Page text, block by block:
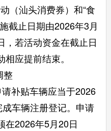
（汕头消费券）和“食
截止日期由2026年3月
，若活动资金在截止日
应提前结束。
整
补贴车辆应当于2026
车辆注册登记。申请
在2026年5月20日